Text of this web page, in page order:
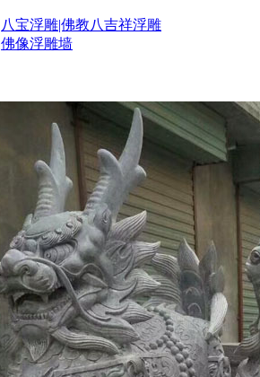
八宝浮雕|佛教八吉祥浮雕
佛像浮雕墙